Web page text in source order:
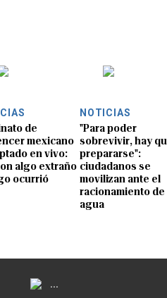
de
mexicano
en vivo:
algo extraño
ocurrió
NOTICIAS
"Para poder
sobrevivir, hay
prepararse":
ciudadanos se
movilizan ante el
racionamiento de
agua
...